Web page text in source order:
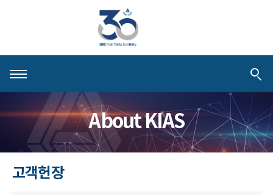
About KIAS
People
Schools
Centers & Programs
About KIAS
고객헌장